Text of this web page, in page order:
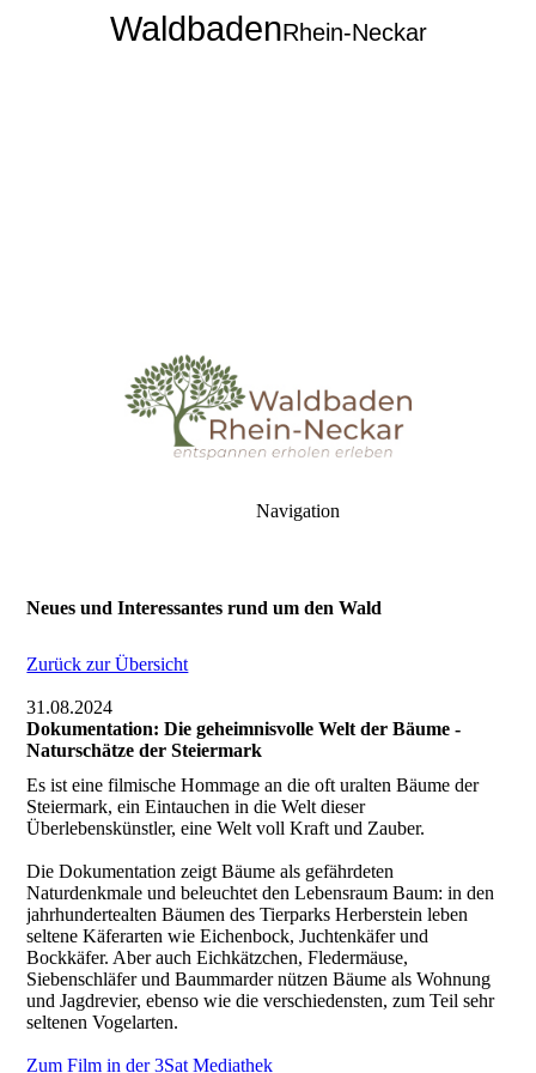
WaldbadenRhein-Neckar
Navigation
Neues und Interessantes rund um den Wald
Zurück zur Übersicht
31.08.2024
Dokumentation: Die geheimnisvolle Welt der Bäume -
Naturschätze der Steiermark
Es ist eine filmische Hommage an die oft uralten Bäume der
Steiermark, ein Eintauchen in die Welt dieser
Überlebenskünstler, eine Welt voll Kraft und Zauber.
Die Dokumentation zeigt Bäume als gefährdeten
Naturdenkmale und beleuchtet den Lebensraum Baum: in den
jahrhundertealten Bäumen des Tierparks Herberstein leben
seltene Käferarten wie Eichenbock, Juchtenkäfer und
Bockkäfer. Aber auch Eichkätzchen, Fledermäuse,
Siebenschläfer und Baummarder nützen Bäume als Wohnung
und Jagdrevier, ebenso wie die verschiedensten, zum Teil sehr
seltenen Vogelarten.
Zum Film in der 3Sat Mediathek